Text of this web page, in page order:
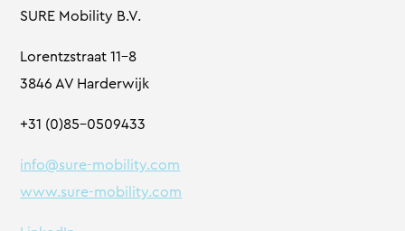
SURE Mobility B.V.
Lorentzstraat 11-8
3846 AV Harderwijk
+31 (0)85-0509433
info@sure-mobility.com
www.sure-mobility.com